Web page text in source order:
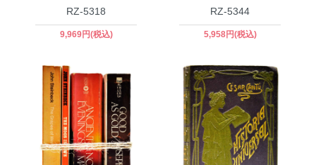
RZ-5318
9,969円(税込)
RZ-5344
5,958円(税込)